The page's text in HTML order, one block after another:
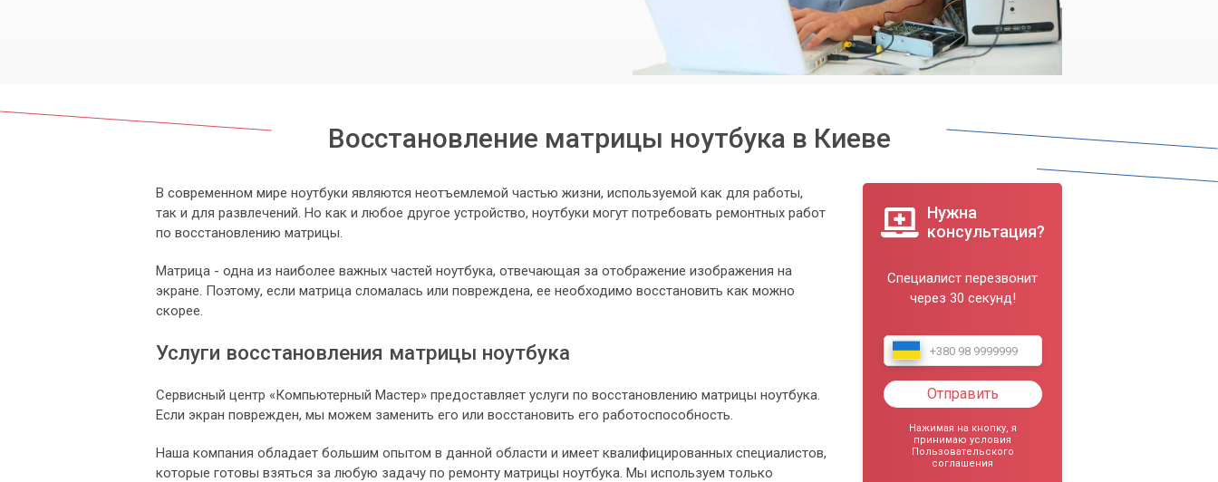
Восстановление матрицы ноутбука в Киеве
В современном мире ноутбуки являются неотъемлемой частью жизни, используемой как для работы,
так и для развлечений. Но как и любое другое устройство, ноутбуки могут потребовать ремонтных работ
по восстановлению матрицы.
Матрица - одна из наиболее важных частей ноутбука, отвечающая за отображение изображения на
экране. Поэтому, если матрица сломалась или повреждена, ее необходимо восстановить как можно
скорее.
Услуги восстановления матрицы ноутбука
Сервисный центр «Компьютерный Мастер» предоставляет услуги по восстановлению матрицы ноутбука.
Если экран поврежден, мы можем заменить его или восстановить его работоспособность.
Наша компания обладает большим опытом в данной области и имеет квалифицированных специалистов,
которые готовы взяться за любую задачу по ремонту матрицы ноутбука. Мы используем только
Нужна
консультация?
Специалист перезвонит
через 30 секунд!
Отправить
Нажимая на кнопку, я
принимаю условия
Пользовательского
соглашения